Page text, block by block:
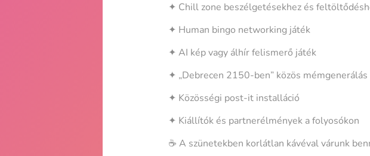
✦ Chill zone beszélgetésekhez és
✦ Human bingo networking játék
✦ AI kép vagy álhír felismerő játék
✦ „Debrecen 2150-ben” közös mémgenerálás
✦ Közösségi post-it installáció
✦ Kiállítók és partnerélmények a folyosókon
☕ A szünetekben korlátlan kávéval várunk